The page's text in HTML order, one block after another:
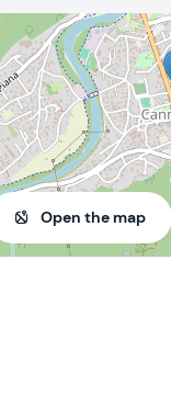
Open the map